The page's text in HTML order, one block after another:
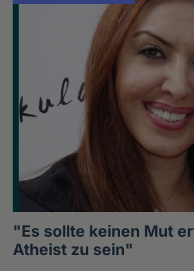
"Es sollte keinen Mut
Atheist zu sein"